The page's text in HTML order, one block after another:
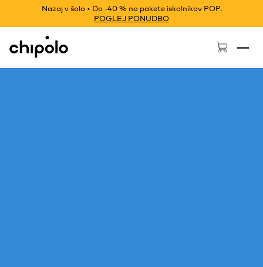
Nazaj v šolo • Do -40 % na pakete iskalnikov POP.
POGLEJ PONUDBO
Chipolo - Home page